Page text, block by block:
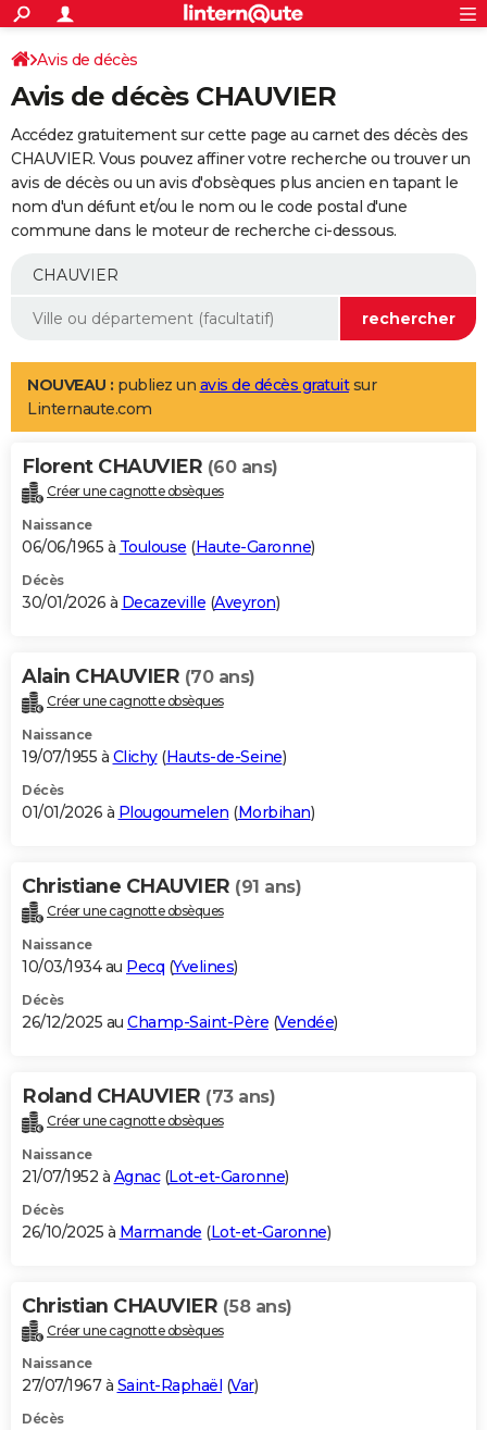
ACTUALITÉS
Politique
Société
Faits Divers
Education
Monde
Villes
+
SPORT
Coupe du monde 2026
Football
Tennis
Cyclisme
Rugby
Forum
Programme TV
TNT
Streaming
Cinéma
Sorties cinéma
Musique
+
FINANCE
Retraite
Epargne
Immobilier
Risques naturels par ville
Banque
Assurance
AUTO
Essais
Réserver un essai
Citadines
Berlines
SUV
Forum auto
+
Mobiles
Meilleur smartphone
Internet
Ordinateurs
Jeux vidéo
Guide high-tech
Aménagement intérieur
LIFESTYLE
Art de vivre
Bien-être
Loisirs
Mode
Modes de vie
Alimentation
Guide de la santé
Maladies
Médicaments
Sommeil
VOYAGE
Destinations
City break
Voyage nature
Voyage de noces
Forum
Climat
+PHOTO
GUIDES D'ACHAT
BONS PLANS
Carte de Noël
Carte Bonne année
Carte Saint-Valentin
Carte Pâques
Carte d'anniversaire
DICTIONNAIRE
Dictionnaire
Biographies
Citations
Expressions
Proverbes
PROGRAMME TV
S'inscrire
Se connecter
Lycées
Collèges
Primaires
Universités
Entreprises
Service militaire
Avis de recherche
AVIS DE DÉCÈS
Bricolage
Lifestyle
Culture
Sport
Auto
Television
Voyage
Cinema
Avis de décès
Avis de décès CHAUVIER
Accédez gratuitement sur cette page au carnet des décès des
CHAUVIER. Vous pouvez affiner votre recherche ou trouver un
avis de décès ou un avis d'obsèques plus ancien en tapant le
nom d'un défunt et/ou le nom ou le code postal d'une
commune dans le moteur de recherche ci-dessous.
NOUVEAU : publiez un avis de décès gratuitsur
Linternaute.com
Florent CHAUVIER (60 ans)
Créer une cagnotte obsèques
Naissance
06/06/1965 à Toulouse (Haute-Garonne)
Décès
30/01/2026 à Decazeville (Aveyron)
Alain CHAUVIER (70 ans)
Créer une cagnotte obsèques
Naissance
19/07/1955 à Clichy(Hauts-de-Seine)
Décès
01/01/2026 à Plougoumelen (Morbihan)
Christiane CHAUVIER (91 ans)
Créer une cagnotte obsèques
Naissance
10/03/1934 au Pecq (Yvelines)
Décès
26/12/2025 au Champ-Saint-Père (Vendée)
Roland CHAUVIER (73 ans)
Créer une cagnotte obsèques
Naissance
21/07/1952 à Agnac(Lot-et-Garonne)
Décès
26/10/2025 à Marmande (Lot-et-Garonne)
Christian CHAUVIER (58 ans)
Créer une cagnotte obsèques
Naissance
27/07/1967 à Saint-Raphaël (Var)
Décès